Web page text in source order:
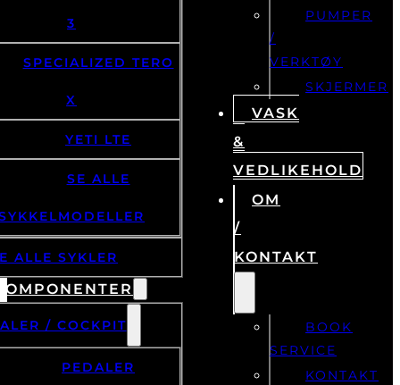
3
SPECIALIZED TERO
X
YETI LTE
SE ALLE
ALLE SYKLER
/ COCKPIT
PEDALER
PUMPER
/
VERKTØY
SKJERMER
VASK
&
VEDLIKEHOLD
OM
/
KONTAKT
BOOK
SERVICE
KONTAKT